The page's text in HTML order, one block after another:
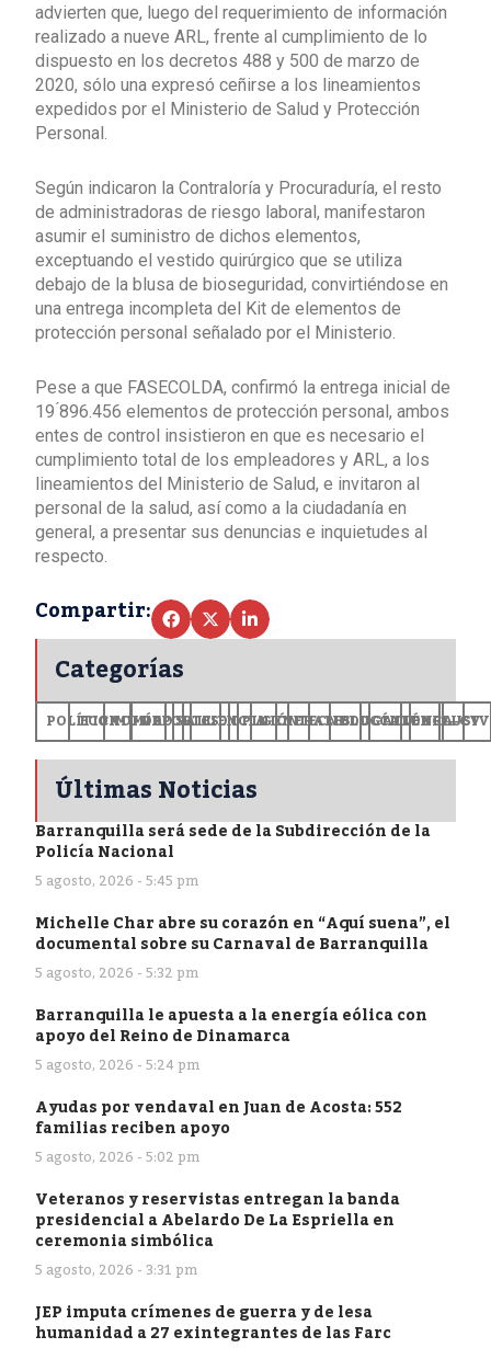
advierten que, luego del requerimiento de información
realizado a nueve ARL, frente al cumplimiento de lo
dispuesto en los decretos 488 y 500 de marzo de
2020, sólo una expresó ceñirse a los lineamientos
expedidos por el Ministerio de Salud y Protección
Personal.
Según indicaron la Contraloría y Procuraduría, el resto
de administradoras de riesgo laboral, manifestaron
asumir el suministro de dichos elementos,
exceptuando el vestido quirúrgico que se utiliza
debajo de la blusa de bioseguridad, convirtiéndose en
una entrega incompleta del Kit de elementos de
protección personal señalado por el Ministerio.
Pese a que FASECOLDA, confirmó la entrega inicial de
19 ́896.456 elementos de protección personal, ambos
entes de control insistieron en que es necesario el
cumplimiento total de los empleadores y ARL, a los
lineamientos del Ministerio de Salud, e invitaron al
personal de la salud, así como a la ciudadanía en
general, a presentar sus denuncias e inquietudes al
respecto.
Compartir:
Categorías
POLÍTICA
ECONOMÍA
MUNDODEPORTES
SALUDCIENCIA
OPINIÓN
GENERALES
TECNOLOGÍA
EDUCACIÓN
CULTURA+CV
Últimas Noticias
Barranquilla será sede de la Subdirección de la
Policía Nacional
5 agosto, 2026 - 5:45 pm
Michelle Char abre su corazón en “Aquí suena”, el
documental sobre su Carnaval de Barranquilla
5 agosto, 2026 - 5:32 pm
Barranquilla le apuesta a la energía eólica con
apoyo del Reino de Dinamarca
5 agosto, 2026 - 5:24 pm
Ayudas por vendaval en Juan de Acosta: 552
familias reciben apoyo
5 agosto, 2026 - 5:02 pm
Veteranos y reservistas entregan la banda
presidencial a Abelardo De La Espriella en
ceremonia simbólica
5 agosto, 2026 - 3:31 pm
JEP imputa crímenes de guerra y de lesa
humanidad a 27 exintegrantes de las Farc